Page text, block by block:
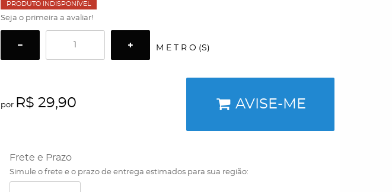
PRODUTO INDISPONÍVEL
Seja o primeira a avaliar!
M E T R O (S)
por R$ 29,90 AVISE-ME
Frete e Prazo
Simule o frete e o prazo de entrega estimados para sua região: